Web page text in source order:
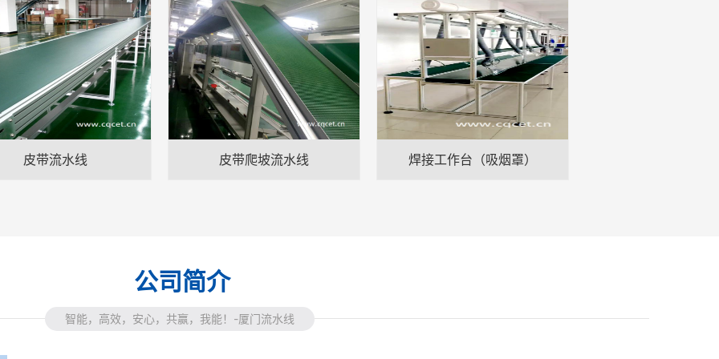
皮带流水线 皮带爬坡流水线 焊接工作台（吸烟罩）
公司简介
智能，高效，安心，共赢，我能！-厦门流水线